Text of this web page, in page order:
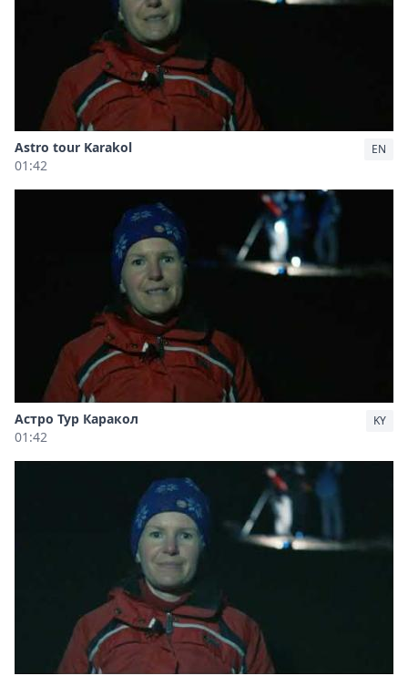
Astro tour Karakol
01:42
EN
Астро Тур Каракол
01:42
KY